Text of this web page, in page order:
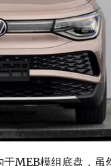
MEB模组底盘，